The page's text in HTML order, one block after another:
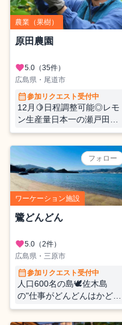
農業（果樹）
原田農園
favorite5.0 （35件）
広島県・尾道市
calendar_month参加リクエスト受付中
12月🍋日程調整可能◎レモ
ン生産量日本一の瀬戸田で
おてつたびをしませんか？
フォロー
ワーケーション施設
鷺どんどん
favorite5.0 （2件）
広島県・三原市
calendar_month参加リクエスト受付中
人口600名の島🕊佐木島
の"仕事がどんどんはかど
る"ワーケーション施設「鷺
どんどん」の管理人おてつ